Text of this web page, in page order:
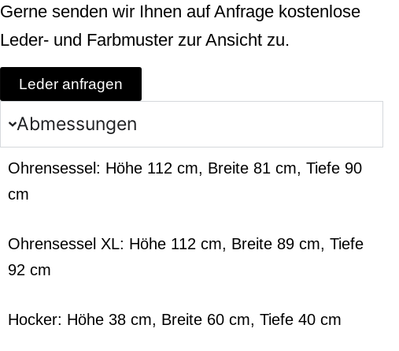
Gerne senden wir Ihnen auf Anfrage kostenlose
Leder- und Farbmuster zur Ansicht zu.
Leder anfragen
Abmessungen
Ohrensessel: Höhe 112 cm, Breite 81 cm, Tiefe 90
cm
Ohrensessel XL: Höhe 112 cm, Breite 89 cm, Tiefe
92 cm
Hocker: Höhe 38 cm, Breite 60 cm, Tiefe 40 cm